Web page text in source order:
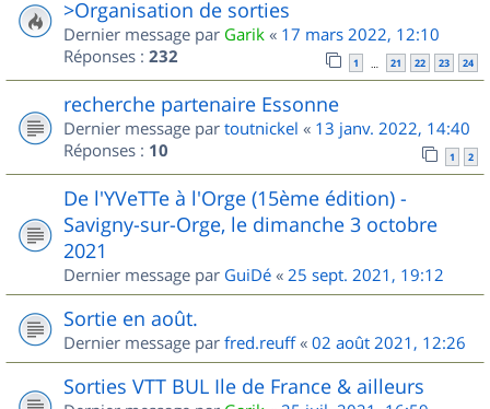
>Organisation de sorties
Dernier message par Garik « 17 mars 2022, 12:10
Réponses : 232 1 … 21 22 23 24
recherche partenaire Essonne
Dernier message par toutnickel « 13 janv. 2022, 14:40
Réponses : 10 1 2
De l'YVeTTe à l'Orge (15ème édition) -
Savigny-sur-Orge, le dimanche 3 octobre
2021
Dernier message par GuiDé « 25 sept. 2021, 19:12
Sortie en août.
Dernier message par fred.reuff« 02 août 2021, 12:26
Sorties VTT BUL Ile de France & ailleurs